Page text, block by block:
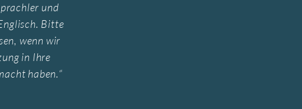
und
Bitte
wenn wir
in Ihre
haben.“